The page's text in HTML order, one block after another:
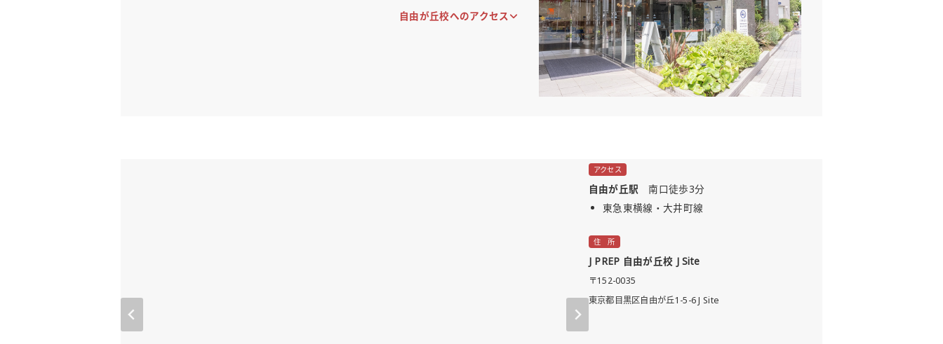
自由が丘校へのアクセス
アクセス
自由が丘駅 南口徒歩3分
東急東横線・大井町線
住 所
J PREP 自由が丘校 J Site
〒152-0035
東京都目黒区自由が丘1-5-6 J Site